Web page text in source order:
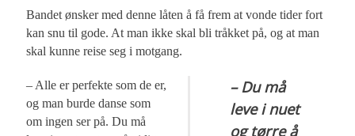
Bandet ønsker med denne låten å få frem at vonde tider fort
kan snu til gode. At man ikke skal bli tråkket på, og at man
skal kunne reise seg i motgang.
– Du må
leve i nuet
og tørre å
– Alle er perfekte som de er,
og man burde danse som
om ingen ser på. Du må